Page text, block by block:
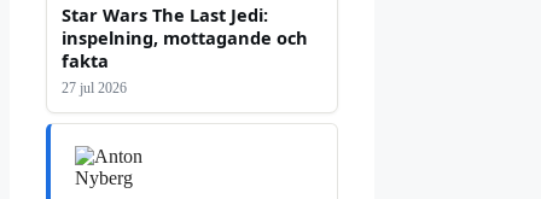
Star Wars The Last Jedi:
inspelning, mottagande och
fakta
27 jul 2026